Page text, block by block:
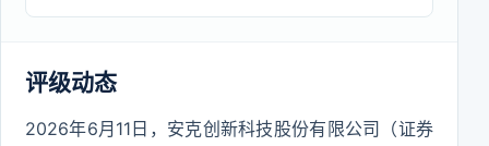
评级动态
2026年6月11日，安克创新科技股份有限公司（证券